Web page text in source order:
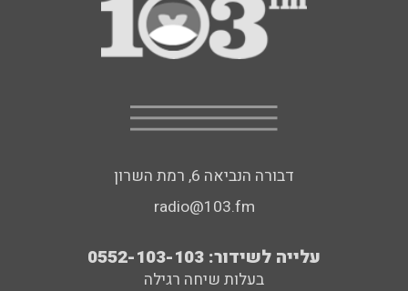
דבורה הנביאה 6, רמת השרון
radio@103.fm
עלייה לשידור: 0552-103-103
בעלות שיחה רגילה